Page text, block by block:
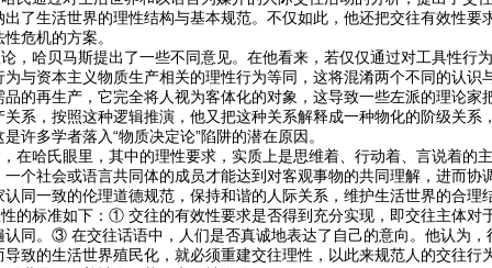
了生活世界的理性结构与基本规范。不仅如此，他还把交往有效性
危机的方案。
哈贝马斯提出了一些不同意见。在他看来，若仅仅通过对工具性行
与资本主义物质生产相关的理性行为等同，这将混淆两个不同的认
的再生产，它完全将人视为客体化的对象，这导致一些左派的理论
系，按照这种逻辑推演，他又把这种关系解释成一种物化的阶级关
许多学者落入“物质决定论”陷阱的潜在原因。
哈氏眼里，其中的理性要求，实质上是思维着、行动着、言说着的
个社会或语言共同体的成员才能达到对客观事物的共同理解，进而
同一致的伦理道德规范，保持和谐的人际关系，维护生活世界的合理
标准如下：① 交往的有效性要求是否得到充分实现，即交往主体对
同。③ 在交往话语中，人们是否真诚地表达了自己的意向。他认为
致的生活世界殖民化，就必须重建交往理性，以此来规范人的交往行